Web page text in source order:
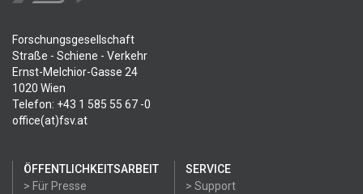
Forschungsgesellschaft
Straße - Schiene - Verkehr
Ernst-Melchior-Gasse 24
1020 Wien
Telefon: +43 1 585 55 67 -0
office(at)fsv.at
ÖFFENTLICHKEITSARBEIT
> Für Presse
SERVICE
> Support